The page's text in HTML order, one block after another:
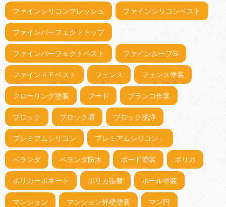
ファインシリコンフレッシュ ファインシリコンベスト
ファインパーフェクトトップ
ファインパーフェクトベスト ファインルーフSi
ファイン４Ｆベスト フェンス フェンス塗装
フローリング塗装 フード ブランコ作業
ブロック ブロック塀 ブロック洗浄
プレミアムシリコン プレミアムシリコン」
ベランダ ベランダ防水 ボード塗装 ポリカ
ポリカーボネート ポリカ張替 ポール塗装
マンション マンション外壁塗装 マン円